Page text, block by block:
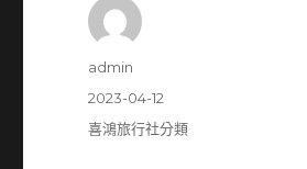
作
admin
發
佈
2023-04-12
分
喜鴻旅行社分類